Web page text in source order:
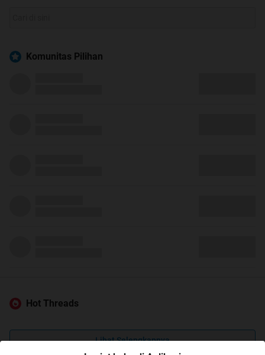
Komunitas Pilihan
Hot Threads
Lihat Selengkapnya